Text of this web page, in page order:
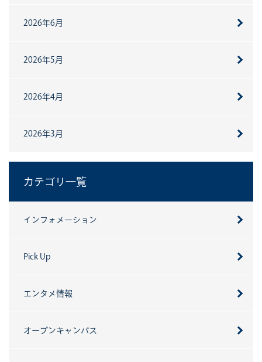
2026年6月
2026年5月
2026年4月
2026年3月
カテゴリ一覧
インフォメーション
Pick Up
エンタメ情報
オープンキャンパス